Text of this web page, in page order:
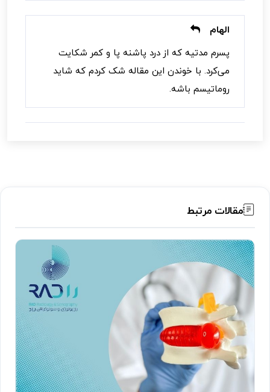
الهام
پسرم مدتیه که از درد پاشنه پا و کمر شکایت
می‌کرد. با خوندن این مقاله شک کردم که شاید
روماتیسم باشه.
مقالات مرتبط